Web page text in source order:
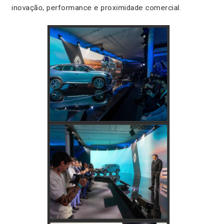
inovação, performance e proximidade comercial.